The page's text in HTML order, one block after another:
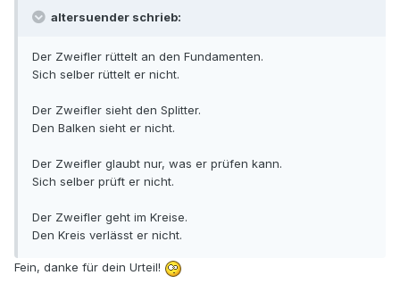
altersuender schrieb:
Der Zweifler rüttelt an den Fundamenten.
Sich selber rüttelt er nicht.
Der Zweifler sieht den Splitter.
Den Balken sieht er nicht.
Der Zweifler glaubt nur, was er prüfen kann.
Sich selber prüft er nicht.
Der Zweifler geht im Kreise.
Den Kreis verlässt er nicht.
Fein, danke für dein Urteil!